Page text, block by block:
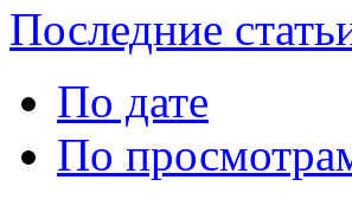
Последние
По дате
По